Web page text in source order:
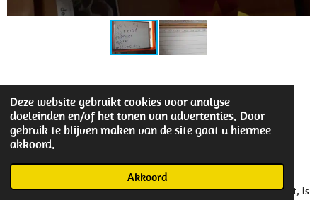
Deze website gebruikt cookies voor analyse-
doeleinden en/of het tonen van advertenties. Door
gebruik te blijven maken van de site gaat u hiermee
akkoord.
Akkoord
activiteiten
Groepsactiviteit
We maken een spinnenweb in de klas. Het enige wat je nodig hebt, is